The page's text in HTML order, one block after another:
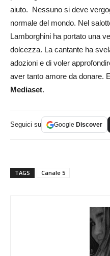
aiuto. Nessuno si deve
normale del mondo. Nel
Lamborghini ha portato una
dolcezza. La cantante ha
adozioni e di voler
aver tanto amore da donare.
Mediaset.
Seguici su Google Discover
TAGS Canale 5